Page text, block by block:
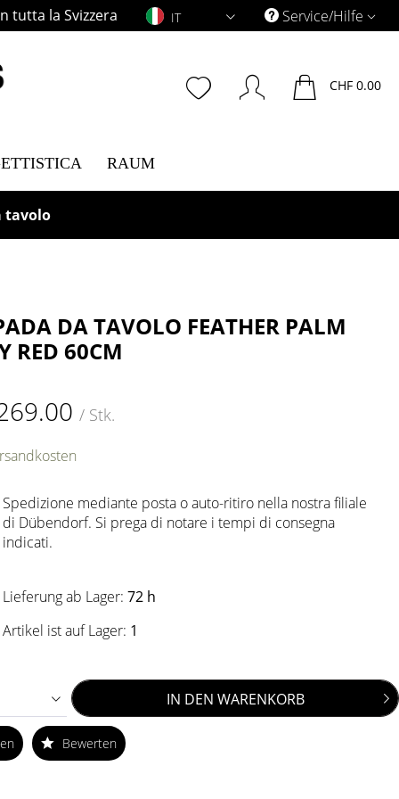
tutta la Svizzera IT Service/Hilfe
CHF 0.00
RAUM
tavolo
DA TAVOLO FEATHER PALM
RED 60CM
/ Stk.
Spedizione mediante posta o auto-ritiro nella nostra filiale
di Dübendorf. Si prega di notare i tempi di consegna
indicati.
Lieferung ab Lager:72 h
Artikel ist auf Lager: 1
IN DEN WARENKORB
Bewerten